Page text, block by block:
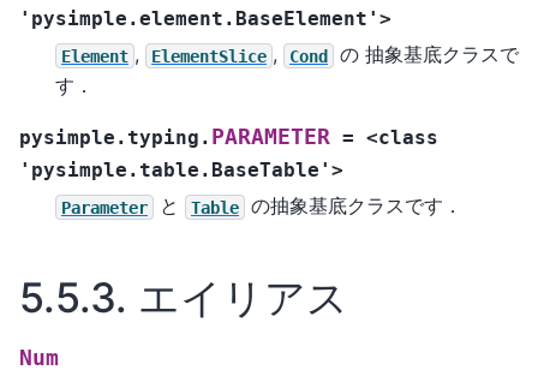
'pysimple.element.BaseElement'>
Element , ElementSlice , Cond
の 抽象基底クラスで
す．
pysimple.typing. PARAMETER = <class
'pysimple.table.BaseTable'>
Parameter と Table の抽象基底クラスです．
5.5.3. エイリアス
Num